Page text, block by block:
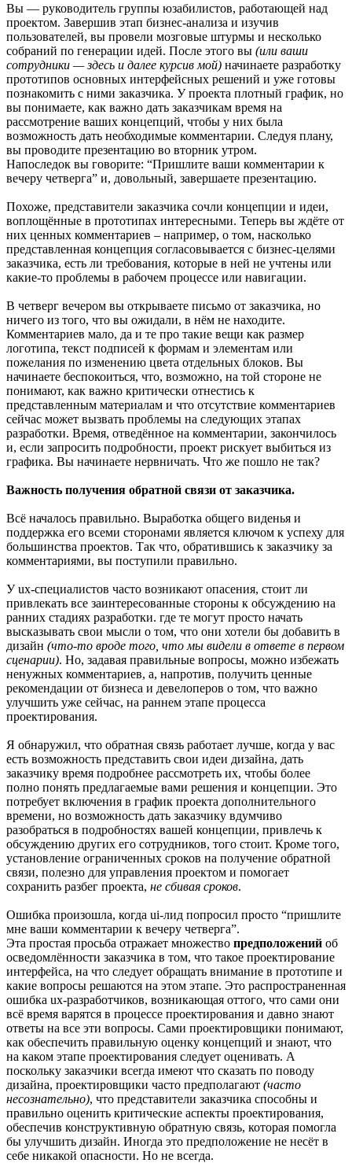
Вы — руководитель группы юзабилистов, работающей над
проектом. Завершив этап бизнес-анализа и изучив
пользователей, вы провели мозговые штурмы и несколько
собраний по генерации идей. После этого вы (или ваши
сотрудники — здесь и далее курсив мой) начинаете разработку
прототипов основных интерфейсных решений и уже готовы
познакомить с ними заказчика. У проекта плотный график, но
вы понимаете, как важно дать заказчикам время на
рассмотрение ваших концепций, чтобы у них была
возможность дать необходимые комментарии. Следуя плану,
вы проводите презентацию во вторник утром.
Напоследок вы говорите: “Пришлите ваши комментарии к
вечеру четверга” и, довольный, завершаете презентацию.
Похоже, представители заказчика сочли концепции и идеи,
воплощённые в прототипах интересными. Теперь вы ждёте от
них ценных комментариев – например, о том, насколько
представленная концепция согласовывается с бизнес-целями
заказчика, есть ли требования, которые в ней не учтены или
какие-то проблемы в рабочем процессе или навигации.
В четверг вечером вы открываете письмо от заказчика, но
ничего из того, что вы ожидали, в нём не находите.
Комментариев мало, да и те про такие вещи как размер
логотипа, текст подписей к формам и элементам или
пожелания по изменению цвета отдельных блоков. Вы
начинаете беспокоиться, что, возможно, на той стороне не
понимают, как важно критически отнестись к
представленным материалам и что отсутствие комментариев
сейчас может вызвать проблемы на следующих этапах
разработки. Время, отведённое на комментарии, закончилось
и, если запросить подробности, проект рискует выбиться из
графика. Вы начинаете нервничать. Что же пошло не так?
Важность получения обратной связи от заказчика.
Всё началось правильно. Выработка общего виденья и
поддержка его всеми сторонами является ключом к успеху для
большинства проектов. Так что, обратившись к заказчику за
комментариями, вы поступили правильно.
У ux-специалистов часто возникают опасения, стоит ли
привлекать все заинтересованные стороны к обсуждению на
ранних стадиях разработки. где те могут просто начать
высказывать свои мысли о том, что они хотели бы добавить в
дизайн (что-то вроде того, что мы видели в ответе в первом
сценарии). Но, задавая правильные вопросы, можно избежать
ненужных комментариев, а, напротив, получить ценные
рекомендации от бизнеса и девелоперов о том, что важно
улучшить уже сейчас, на раннем этапе процесса
проектирования.
Я обнаружил, что обратная связь работает лучше, когда у вас
есть возможность представить свои идеи дизайна, дать
заказчику время подробнее рассмотреть их, чтобы более
полно понять предлагаемые вами решения и концепции. Это
потребует включения в график проекта дополнительного
времени, но возможность дать заказчику вдумчиво
разобраться в подробностях вашей концепции, привлечь к
обсуждению других его сотрудников, того стоит. Кроме того,
установление ограниченных сроков на получение обратной
связи, полезно для управления проектом и помогает
сохранить разбег проекта, не сбивая сроков.
Ошибка произошла, когда ui-лид попросил просто “пришлите
мне ваши комментарии к вечеру четверга”.
Эта простая просьба отражает множество предположений об
осведомлённости заказчика в том, что такое проектирование
интерфейса, на что следует обращать внимание в прототипе и
какие вопросы решаются на этом этапе. Это распространенная
ошибка ux-разработчиков, возникающая оттого, что сами они
всё время варятся в процессе проектирования и давно знают
ответы на все эти вопросы. Сами проектировщики понимают,
как обеспечить правильную оценку концепций и знают, что
на каком этапе проектирования следует оценивать. А
поскольку заказчики всегда имеют что сказать по поводу
дизайна, проектировщики часто предполагают (часто
несознательно), что представители заказчика способны и
правильно оценить критические аспекты проектирования,
обеспечив конструктивную обратную связь, которая помогла
бы улучшить дизайн. Иногда это предположение не несёт в
себе никакой опасности. Но не всегда.